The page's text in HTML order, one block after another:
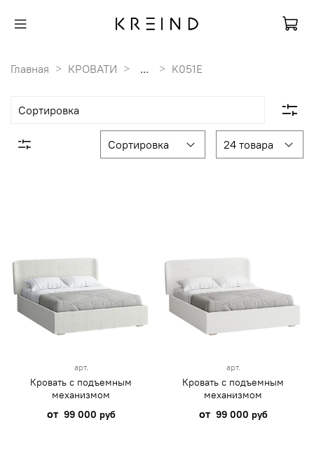
Главная КРОВАТИ ... K051E
арт.
Кровать с подъемным
механизмом
от 99 000 руб
арт.
Кровать с подъемным
механизмом
от 99 000 руб